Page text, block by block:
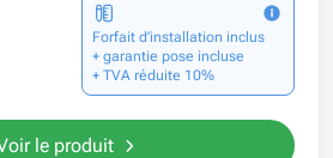
Forfait d’installation inclus
+ garantie pose incluse
+ TVA réduite 10%
le produit